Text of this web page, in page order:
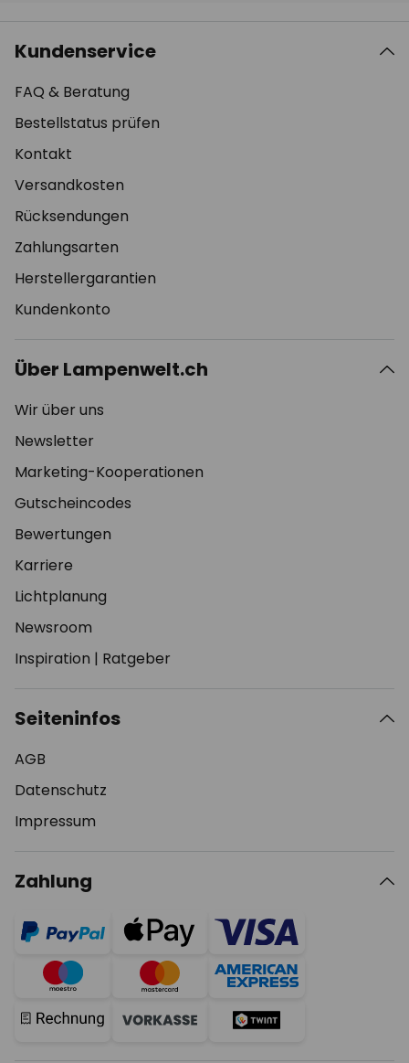
Kundenservice
FAQ & Beratung
Bestellstatus prüfen
Kontakt
Versandkosten
Rücksendungen
Zahlungsarten
Herstellergarantien
Kundenkonto
Über Lampenwelt.ch
Wir über uns
Newsletter
Marketing-Kooperationen
Gutscheincodes
Bewertungen
Karriere
Lichtplanung
Newsroom
Inspiration | Ratgeber
Seiteninfos
AGB
Datenschutz
Impressum
Zahlung